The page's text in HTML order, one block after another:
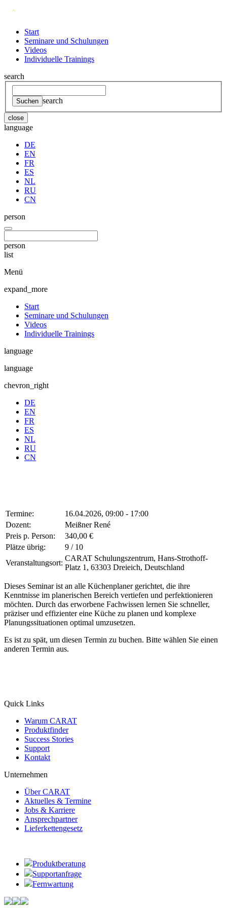
Start
Seminare und Schulungen
Videos
Individuelle Trainings
search
search
close
language
DE
EN
FR
ES
NL
RU
CN
person
person
list
Menü
expand_more
Start
Seminare und Schulungen
Videos
Individuelle Trainings
language
language
chevron_right
DE
EN
FR
ES
NL
RU
CN
Termine:
16.04.2026, 09:00 - 17:00
Dozent:
Meißner René
Preis p. Person:
340,00 €
Plätze übrig:
9 / 10
Veranstaltungsort:
CARAT Schulungszentrum, Hans-Strothoff-
Platz 1, 63303 Dreieich, Deutschland
Dieses Seminar ist an alle Küchenplaner gerichtet, die ihre
Kenntnisse im planerischen Bereich vertiefen und perfektionieren
möchten. Durch das erworbene Fachwissen lernen Sie schneller,
präziser und effizienter eine Küche zu planen und komplexe
Planungssituationen optimal umzusetzen.
Es ist zu spät, um diesen Termin zu buchen. Bitte wählen Sie einen
anderen Termin aus.
Quick Links
Warum CARAT
Produktfinder
Success Stories
Support
Kontakt
Unternehmen
Über CARAT
Aktuelles & Termine
Jobs & Karriere
Ansprechpartner
Lieferkettengesetz
Produktberatung
Supportanfrage
Fernwartung